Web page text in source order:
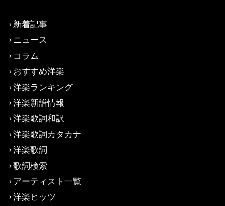
新着記事
ニュース
コラム
おすすめ洋楽
洋楽ランキング
洋楽新譜情報
洋楽歌詞和訳
洋楽歌詞カタカナ
洋楽歌詞
歌詞検索
アーティスト一覧
洋楽ヒッツ